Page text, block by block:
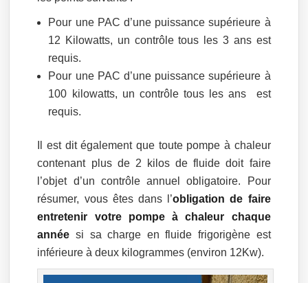
Pour une PAC d’une puissance supérieure à
12 Kilowatts, un contrôle tous les 3 ans est
requis.
Pour une PAC d’une puissance supérieure à
100 kilowatts, un contrôle tous les ans est
requis.
Il est dit également que toute pompe à chaleur
contenant plus de 2 kilos de fluide doit faire
l’objet d’un contrôle annuel obligatoire. Pour
résumer, vous êtes dans l’obligation de faire
entretenir votre pompe à chaleur chaque
année si sa charge en fluide frigorigène est
inférieure à deux kilogrammes (environ 12Kw).